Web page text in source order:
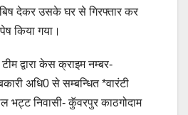
देकर उसके घर से गिरफ्तार कर
किया गया।
द्वारा केस क्राइम नम्बर-
अधि0 से सम्बन्धित *वारंटी
भट्ट निवासी- कुॅवरपुर काठगोदाम